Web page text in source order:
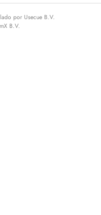
por Usecue B.V.
B.V.